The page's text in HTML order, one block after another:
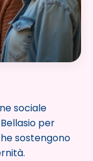
sociale
per
sostengono